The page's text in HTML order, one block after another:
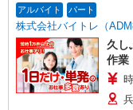
アルバイト パート
株式会社バイトレ（
久し
作業